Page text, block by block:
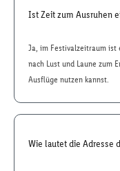
Ist Zeit zum Ausruhen
Ja, im Festivalzeitraum ist
nach Lust und Laune zum
Ausflüge nutzen kannst.
Wie lautet die Adresse